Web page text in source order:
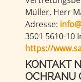
Müller, Herr
Adresse:
https://
KONTAKT
OCHRANU